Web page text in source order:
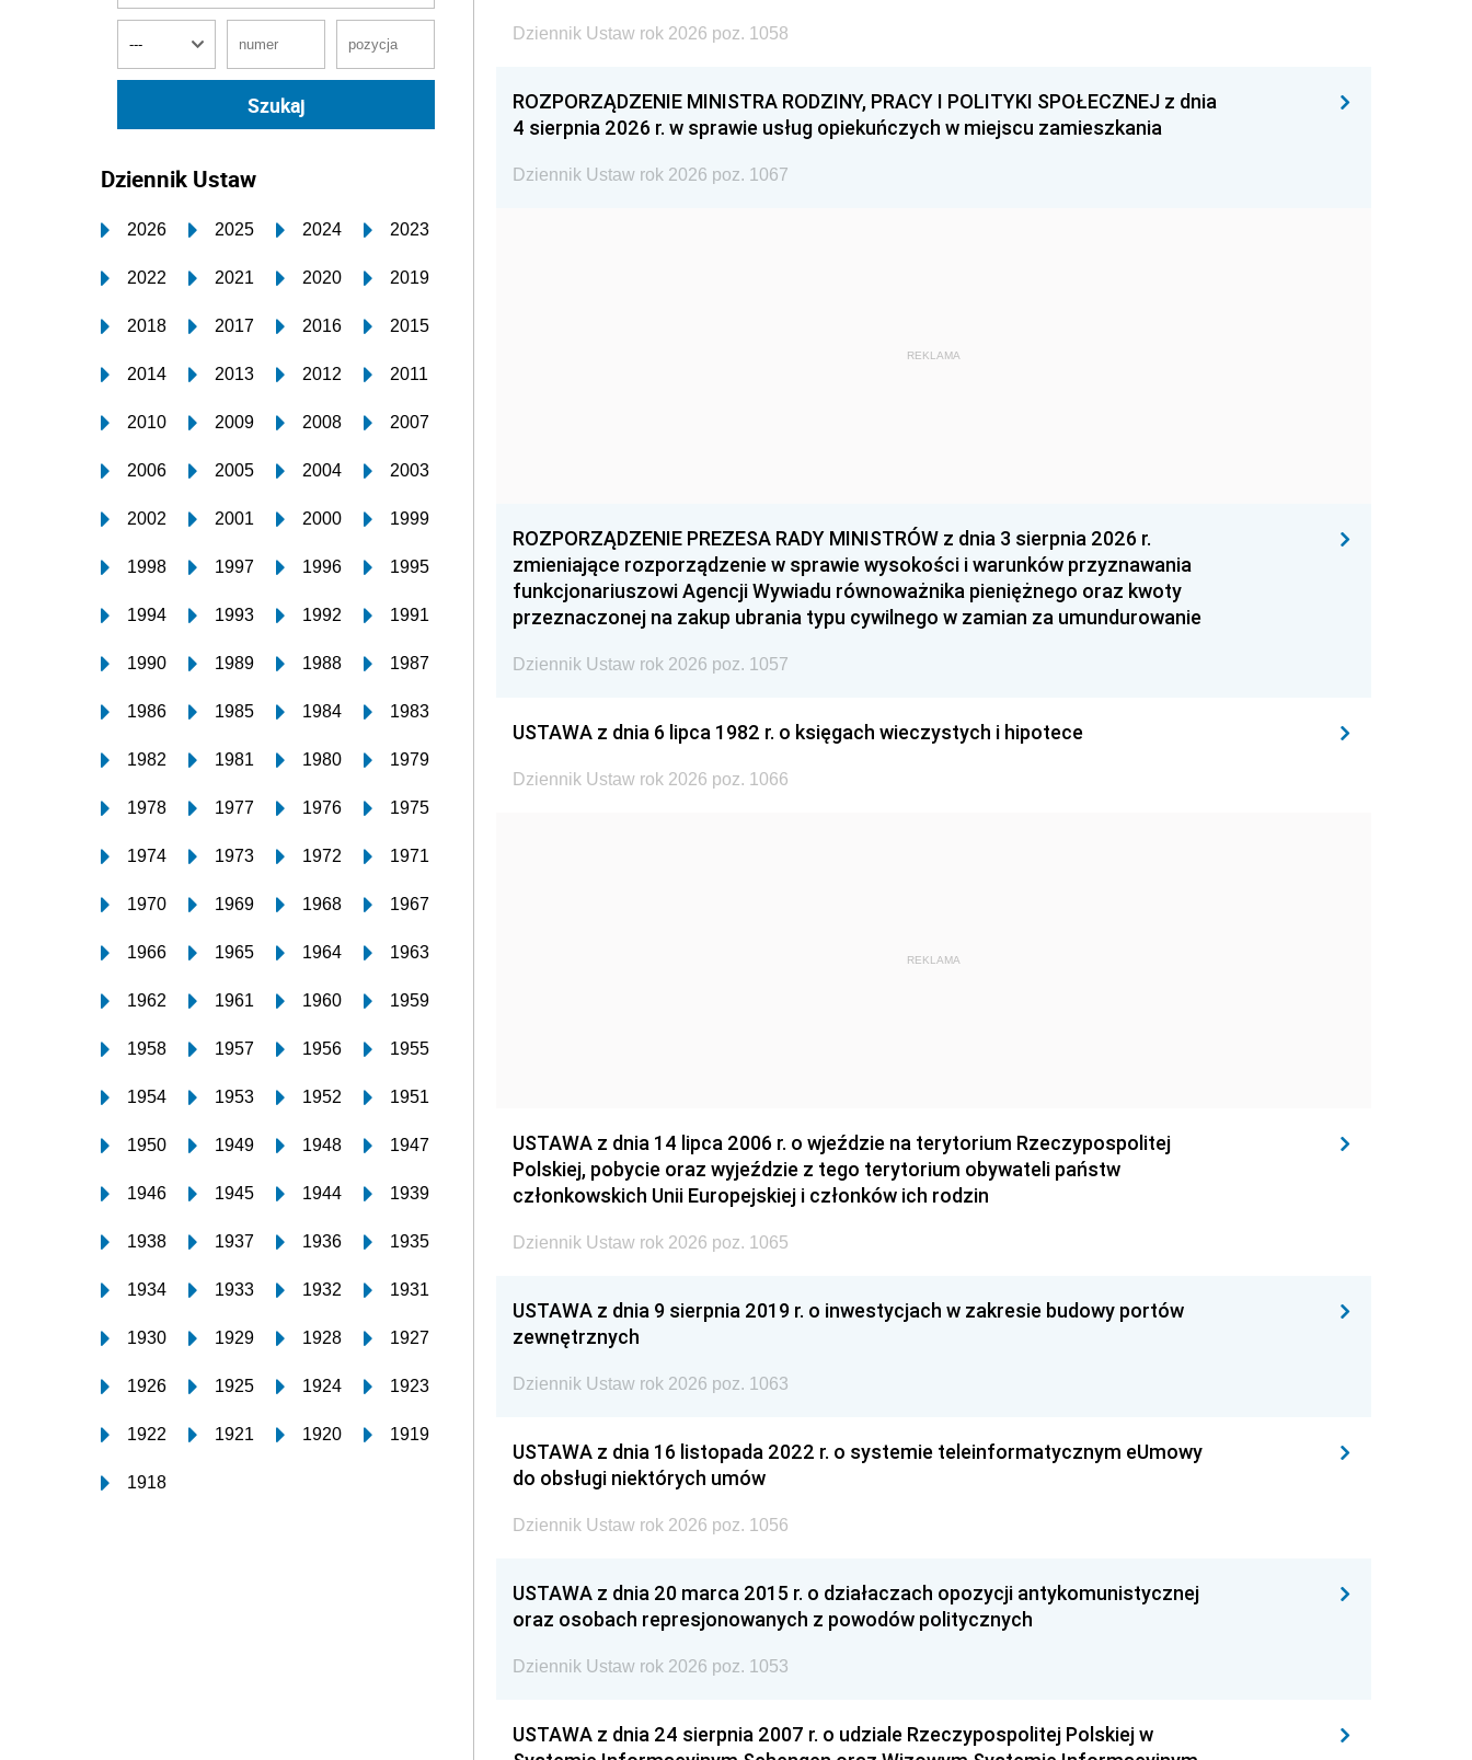
Dziennik Ustaw
2026 2025 2024 2023
2022 2021 2020 2019
2018 2017 2016 2015
2014 2013 2012 2011
2010 2009 2008 2007
2006 2005 2004 2003
2002 2001 2000 1999
1998 1997 1996 1995
1994 1993 1992 1991
1990 1989 1988 1987
1986 1985 1984 1983
1982 1981 1980 1979
1978 1977 1976 1975
1974 1973 1972 1971
1970 1969 1968 1967
1966 1965 1964 1963
1962 1961 1960 1959
1958 1957 1956 1955
1954 1953 1952 1951
1950 1949 1948 1947
1946 1945 1944 1939
1938 1937 1936 1935
1934 1933 1932 1931
1930 1929 1928 1927
1926 1925 1924 1923
1922 1921 1920 1919
1918
Dziennik Ustaw rok 2026 poz. 1058
ROZPORZĄDZENIE MINISTRA RODZINY, PRACY I POLITYKI SPOŁECZNEJ z dnia
4 sierpnia 2026 r. w sprawie usług opiekuńczych w miejscu zamieszkania
Dziennik Ustaw rok 2026 poz. 1067
REKLAMA
ROZPORZĄDZENIE PREZESA RADY MINISTRÓW z dnia 3 sierpnia 2026 r.
zmieniające rozporządzenie w sprawie wysokości i warunków przyznawania
funkcjonariuszowi Agencji Wywiadu równoważnika pieniężnego oraz kwoty
przeznaczonej na zakup ubrania typu cywilnego w zamian za umundurowanie
Dziennik Ustaw rok 2026 poz. 1057
USTAWA z dnia 6 lipca 1982 r. o księgach wieczystych i hipotece
Dziennik Ustaw rok 2026 poz. 1066
REKLAMA
USTAWA z dnia 14 lipca 2006 r. o wjeździe na terytorium Rzeczypospolitej
Polskiej, pobycie oraz wyjeździe z tego terytorium obywateli państw
członkowskich Unii Europejskiej i członków ich rodzin
Dziennik Ustaw rok 2026 poz. 1065
USTAWA z dnia 9 sierpnia 2019 r. o inwestycjach w zakresie budowy portów
zewnętrznych
Dziennik Ustaw rok 2026 poz. 1063
USTAWA z dnia 16 listopada 2022 r. o systemie teleinformatycznym eUmowy
do obsługi niektórych umów
Dziennik Ustaw rok 2026 poz. 1056
USTAWA z dnia 20 marca 2015 r. o działaczach opozycji antykomunistycznej
oraz osobach represjonowanych z powodów politycznych
Dziennik Ustaw rok 2026 poz. 1053
USTAWA z dnia 24 sierpnia 2007 r. o udziale Rzeczypospolitej Polskiej w